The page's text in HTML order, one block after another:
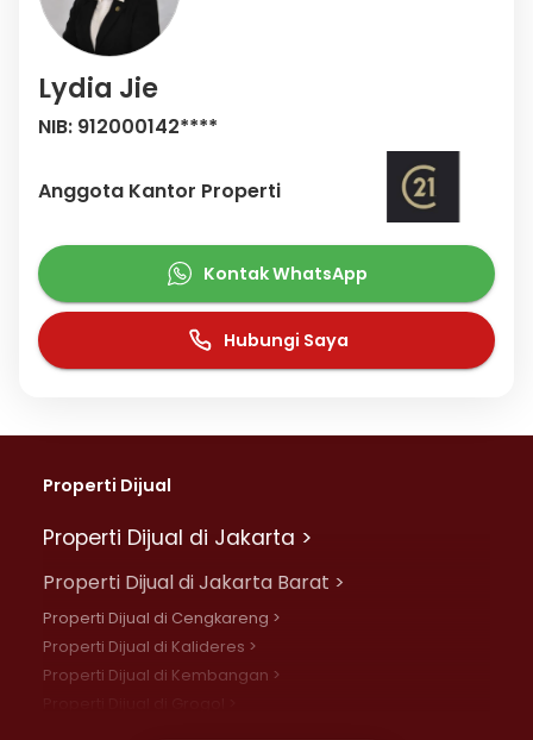
Lydia Jie
NIB: 912000142****
Anggota Kantor Properti
Kontak WhatsApp
Hubungi Saya
Properti Dijual
Properti Dijual di Jakarta >
Properti Dijual di Jakarta Barat >
Properti Dijual di Cengkareng >
Properti Dijual di Kalideres >
Properti Dijual di Kembangan >